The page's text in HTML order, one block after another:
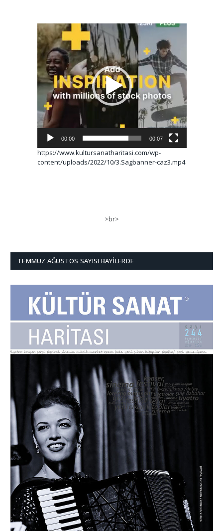
Video
oynatıcı
00:00 00:07
https://www.kultursanatharitasi.com/wp-
content/uploads/2022/10/3.Sagbanner-caz3.mp4
>br>
TEMMUZ AĞUSTOS SAYISI BAYILERDE